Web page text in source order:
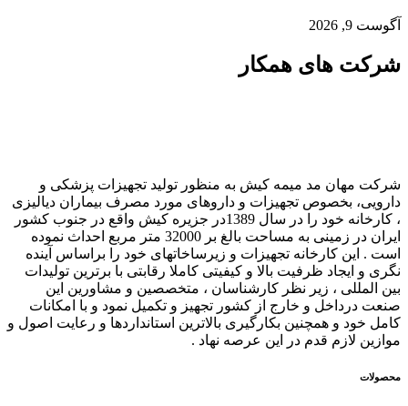
آگوست 9, 2026
شرکت های همکار
شرکت مهان مد میمه کیش به منظور تولید تجهیزات پزشکی و
دارویی، بخصوص تجهیزات و داروهای مورد مصرف بیماران دیالیزی
، کارخانه خود را در سال 1389در جزیره کیش واقع در جنوب کشور
ایران در زمینی به مساحت بالغ بر 32000 متر مربع احداث نموده
است . این کارخانه تجهیزات و زیرساخاتهای خود را براساس آینده
نگری و ایجاد ظرفیت بالا و کیفیتی کاملا رقابتی با برترین تولیدات
بین المللی ، زیر نظر کارشناسان ، متخصصین و مشاورین این
صنعت درداخل و خارج از کشور تجهیز و تکمیل نمود و با امکانات
کامل خود و همچنین بکارگیری بالاترین استانداردها و رعایت اصول و
موازین لازم قدم در این عرصه نهاد .
محصولات